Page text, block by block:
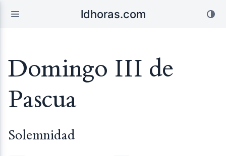
ldhoras.com
Domingo III de
Pascua
Solemnidad